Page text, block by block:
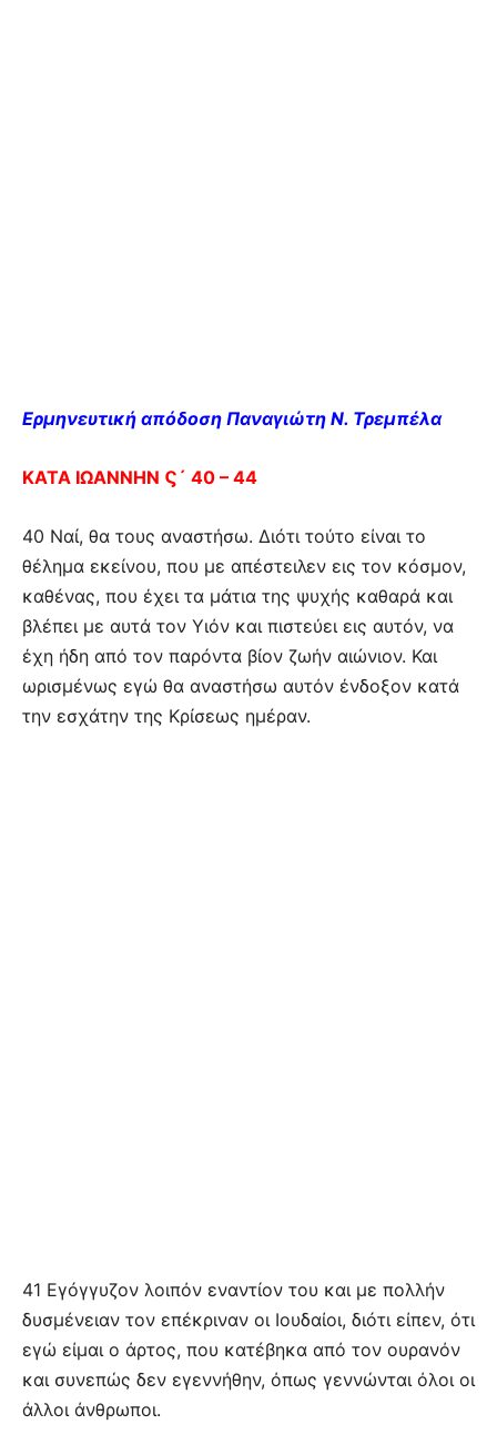
Ερμηνευτική απόδοση Παναγιώτη Ν. Τρεμπέλα
ΚΑΤΑ ΙΩΑΝΝΗΝ Ϛ´ 40 – 44
40 Ναί, θα τους αναστήσω. Διότι τούτο είναι το
θέλημα εκείνου, που με απέστειλεν εις τον κόσμον,
καθένας, που έχει τα μάτια της ψυχής καθαρά και
βλέπει με αυτά τον Υιόν και πιστεύει εις αυτόν, να
έχη ήδη από τον παρόντα βίον ζωήν αιώνιον. Και
ωρισμένως εγώ θα αναστήσω αυτόν ένδοξον κατά
την εσχάτην της Κρίσεως ημέραν.
41 Εγόγγυζον λοιπόν εναντίον του και με πολλήν
δυσμένειαν τον επέκριναν οι Ιουδαίοι, διότι είπεν, ότι
εγώ είμαι ο άρτος, που κατέβηκα από τον ουρανόν
και συνεπώς δεν εγεννήθην, όπως γεννώνται όλοι οι
άλλοι άνθρωποι.